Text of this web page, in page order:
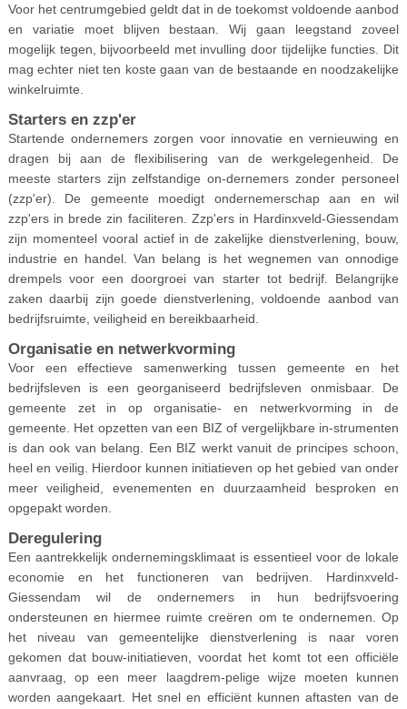
Voor het centrumgebied geldt dat in de toekomst voldoende aanbod
en variatie moet blijven bestaan. Wij gaan leegstand zoveel
mogelijk tegen, bijvoorbeeld met invulling door tijdelijke functies. Dit
mag echter niet ten koste gaan van de bestaande en noodzakelijke
winkelruimte.
Starters en zzp'er
Startende ondernemers zorgen voor innovatie en vernieuwing en
dragen bij aan de flexibilisering van de werkgelegenheid. De
meeste starters zijn zelfstandige on-dernemers zonder personeel
(zzp'er). De gemeente moedigt ondernemerschap aan en wil
zzp'ers in brede zin faciliteren. Zzp'ers in Hardinxveld-Giessendam
zijn momenteel vooral actief in de zakelijke dienstverlening, bouw,
industrie en handel. Van belang is het wegnemen van onnodige
drempels voor een doorgroei van starter tot bedrijf. Belangrijke
zaken daarbij zijn goede dienstverlening, voldoende aanbod van
bedrijfsruimte, veiligheid en bereikbaarheid.
Organisatie en netwerkvorming
Voor een effectieve samenwerking tussen gemeente en het
bedrijfsleven is een georganiseerd bedrijfsleven onmisbaar. De
gemeente zet in op organisatie- en netwerkvorming in de
gemeente. Het opzetten van een BIZ of vergelijkbare in-strumenten
is dan ook van belang. Een BIZ werkt vanuit de principes schoon,
heel en veilig. Hierdoor kunnen initiatieven op het gebied van onder
meer veiligheid, evenementen en duurzaamheid besproken en
opgepakt worden.
Deregulering
Een aantrekkelijk ondernemingsklimaat is essentieel voor de lokale
economie en het functioneren van bedrijven. Hardinxveld-
Giessendam wil de ondernemers in hun bedrijfsvoering
ondersteunen en hiermee ruimte creëren om te ondernemen. Op
het niveau van gemeentelijke dienstverlening is naar voren
gekomen dat bouw-initiatieven, voordat het komt tot een officiële
aanvraag, op een meer laagdrem-pelige wijze moeten kunnen
worden aangekaart. Het snel en efficiënt kunnen aftasten van de